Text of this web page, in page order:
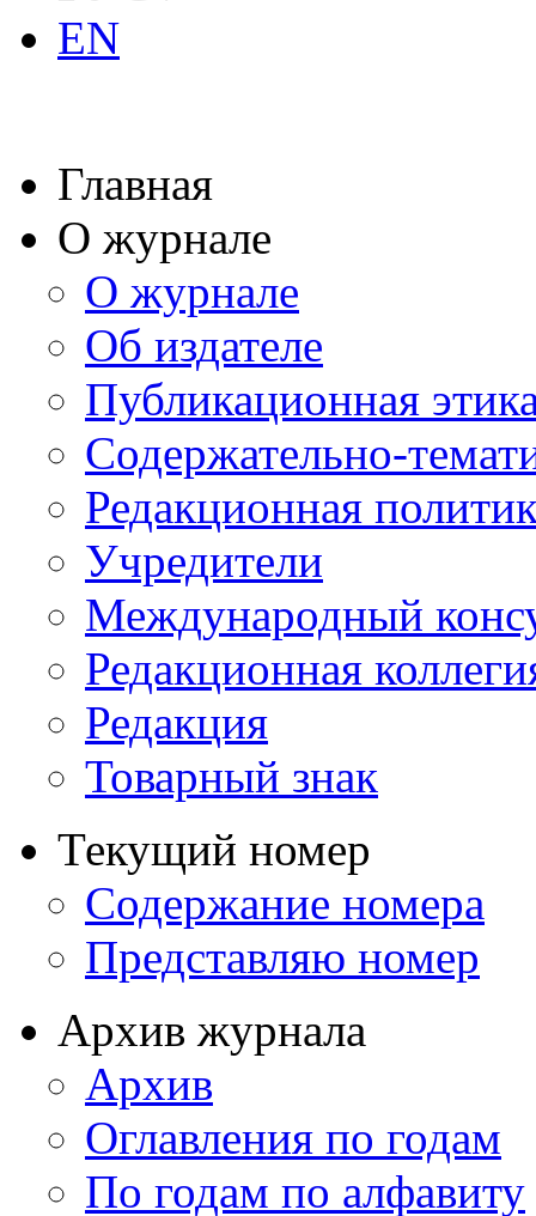
EN
Главная
О журнале
О журнале
Об издателе
Публикационная
Содержательно-
Редакционная
Учредители
Международный
Редакционная
Редакция
Товарный знак
Текущий номер
Содержание номера
Представляю номер
Архив журнала
Архив
Оглавления по годам
По годам по алфавиту